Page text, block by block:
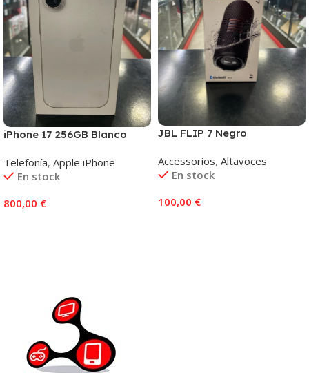
iPhone 17 256GB Blanco
Telefonía, Apple iPhone
En stock
800,00 €
JBL FLIP 7 Negro
Accessorios, Altavoces
En stock
100,00 €